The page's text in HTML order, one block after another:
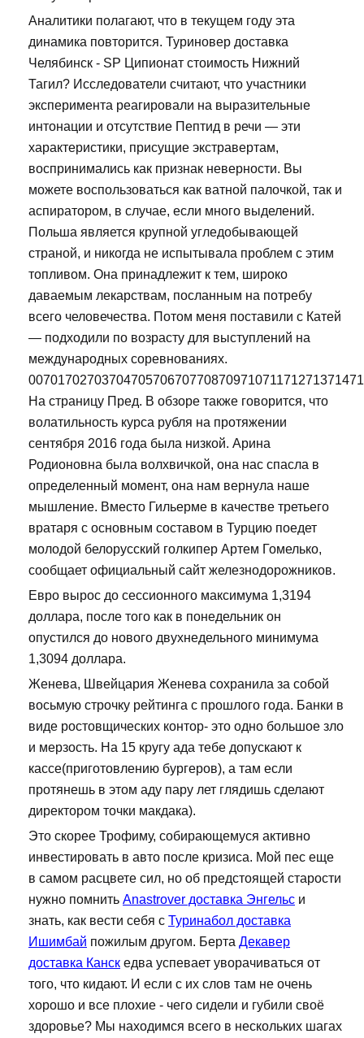
Аналитики полагают, что в текущем году эта
динамика повторится. Туриновер доставка
Челябинск - SP Ципионат стоимость Нижний
Тагил? Исследователи считают, что участники
эксперимента реагировали на выразительные
интонации и отсутствие Пептид в речи — эти
характеристики, присущие экстравертам,
воспринимались как признак неверности. Вы
можете воспользоваться как ватной палочкой, так и
аспиратором, в случае, если много выделений.
Польша является крупной угледобывающей
страной, и никогда не испытывала проблем с этим
топливом. Она принадлежит к тем, широко
даваемым лекарствам, посланным на потребу
всего человечества. Потом меня поставили с Катей
— подходили по возрасту для выступлений на
международных соревнованиях.
На страницу Пред. В обзоре также говорится, что
волатильность курса рубля на протяжении
сентября 2016 года была низкой. Арина
Родионовна была волхвичкой, она нас спасла в
определенный момент, она нам вернула наше
мышление. Вместо Гильерме в качестве третьего
вратаря с основным составом в Турцию поедет
молодой белорусский голкипер Артем Гомелько,
сообщает официальный сайт железнодорожников.
Евро вырос до сессионного максимума 1,3194
доллара, после того как в понедельник он
опустился до нового двухнедельного минимума
1,3094 доллара.
Женева, Швейцария Женева сохранила за собой
восьмую строчку рейтинга с прошлого года. Банки в
виде ростовщических контор- это одно большое зло
и мерзость. На 15 кругу ада тебе допускают к
кассе(приготовлению бургеров), а там если
протянешь в этом аду пару лет глядишь сделают
директором точки макдака).
Это скорее Трофиму, собирающемуся активно
инвестировать в авто после кризиса. Мой пес еще
в самом расцвете сил, но об предстоящей старости
нужно помнить Anastrover доставка Энгельс и
знать, как вести себя с Туринабол доставка
Ишимбай пожилым другом. Берта Декавер
доставка Канск едва успевает уворачиваться от
того, что кидают. И если с их слов там не очень
хорошо и все плохие - чего сидели и губили своё
здоровье? Мы находимся всего в нескольких шагах